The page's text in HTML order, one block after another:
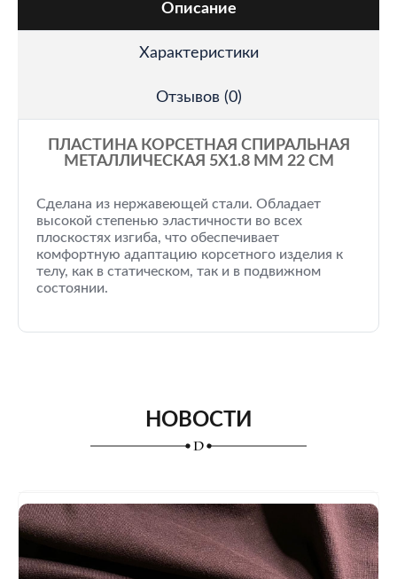
Описание
Характеристики
Отзывов (0)
ПЛАСТИНА КОРСЕТНАЯ СПИРАЛЬНАЯ
МЕТАЛЛИЧЕСКАЯ 5Х1.8 ММ 22 СМ
Сделана из нержавеющей стали. Обладает
высокой степенью эластичности во всех
плоскостях изгиба, что обеспечивает
комфортную адаптацию корсетного изделия к
телу, как в статическом, так и в подвижном
состоянии.
НОВОСТИ